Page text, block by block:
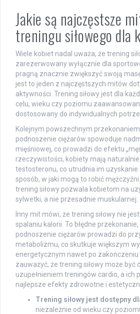
Jakie są najczęstsze
treningu siłowego dla
Wiele kobiet nadal uważa, że trening
zarezerwowany wyłącznie dla
pragną znacznie zwiększyć swoją
jest to jeden z najczęstszych mitów
aktywności. Trening siłowy jest dla
celu, wieku czy poziomu
dostosowany do indywidualnych
Kolejnym powszechnym
podnoszenie ciężarów spowoduje
mięśniowej, co prowadzi do efektu
rzeczywistości, kobiety mają
testosteronu, co utrudnia im uzyskanie
sposób, w jaki mogą to robić
trening siłowy pozwala kobietom na
sylwetki, a nie przesadnie muskularnej.
Inny mit mówi, że trening siłowy nie
spalaniu kalorii. To błędne
podnoszenie ciężarów prowadzi do
metabolizmu, co skutkuje większym
energetycznym nawet po zakończeniu
zauważyć, że trening siłowy może być
uzupełnieniem treningów cardio, a ich
najlepsze efekty zdrowotne i
Trening siłowy jest dostępny
niezależnie od wieku czy